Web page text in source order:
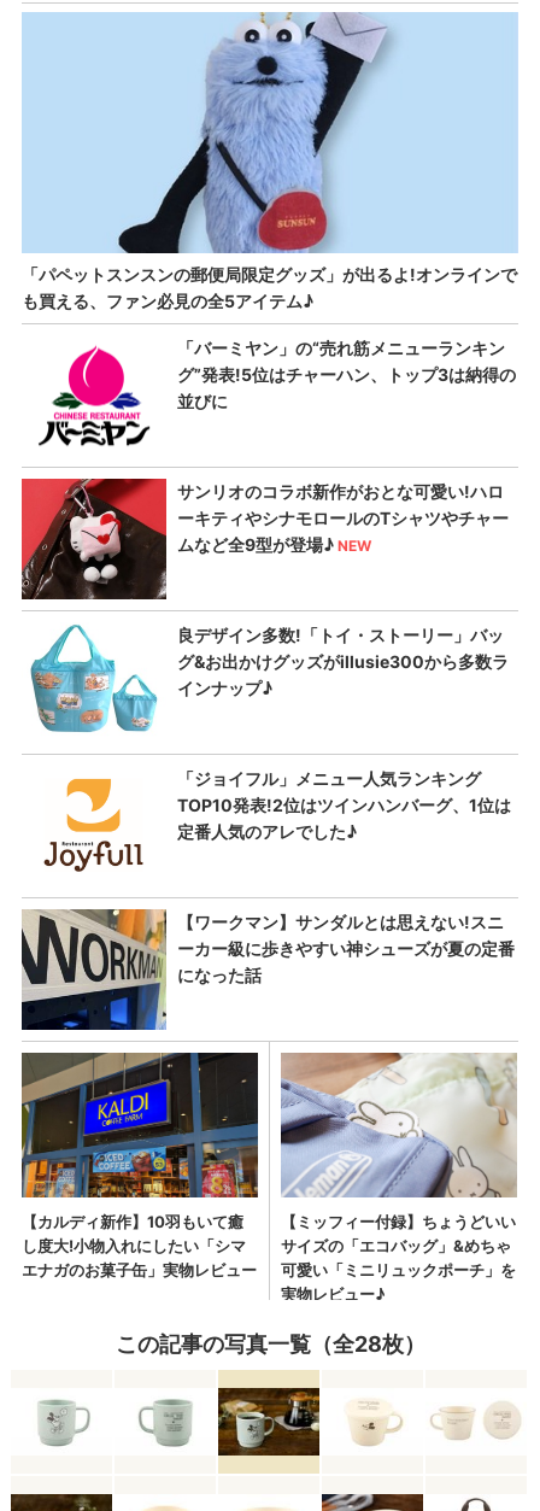
この記事の写真一覧（全28枚）